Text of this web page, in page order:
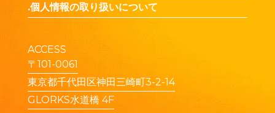
.個人情報の取り扱いについて
ACCESS
〒101-0061
東京都千代田区神田三崎町3-2-14
GLORKS水道橋 4F